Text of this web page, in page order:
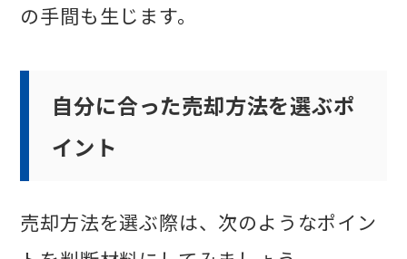
の手間も生じます。
自分に合った売却方法を選ぶポ
イント
売却方法を選ぶ際は、次のようなポイン